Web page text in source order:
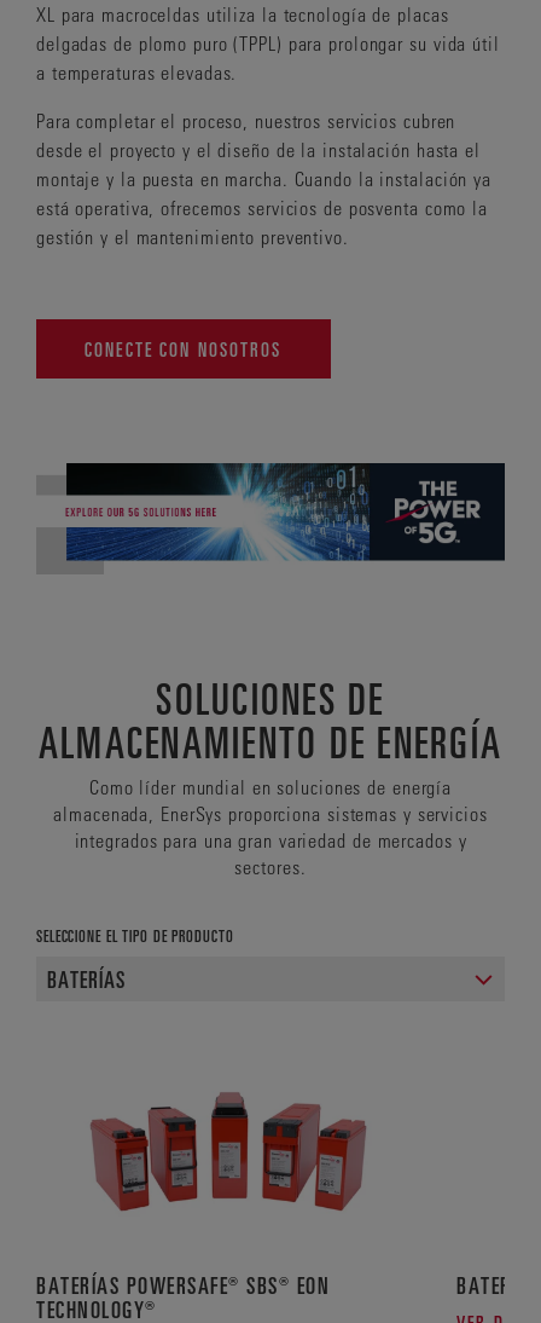
XL para macroceldas utiliza la tecnología de placas
delgadas de plomo puro (TPPL) para prolongar su vida útil
a temperaturas elevadas.
Para completar el proceso, nuestros servicios cubren
desde el proyecto y el diseño de la instalación hasta el
montaje y la puesta en marcha. Cuando la instalación ya
está operativa, ofrecemos servicios de posventa como la
gestión y el mantenimiento preventivo.
CONECTE CON NOSOTROS
SOLUCIONES DE
ALMACENAMIENTO DE ENERGÍA
Como líder mundial en soluciones de energía
almacenada, EnerSys proporciona sistemas y servicios
integrados para una gran variedad de mercados y
sectores.
SELECCIONE EL TIPO DE PRODUCTO
BATERÍAS POWERSAFE® SBS® EON
TECHNOLOGY®